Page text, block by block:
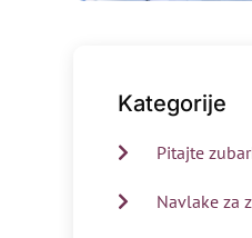
Kategorije
Pitajte
Navlake za